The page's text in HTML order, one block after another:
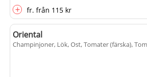
+ fr. från 115 kr
Oriental
Champinjoner, Lök, Ost, Tomater (färska),